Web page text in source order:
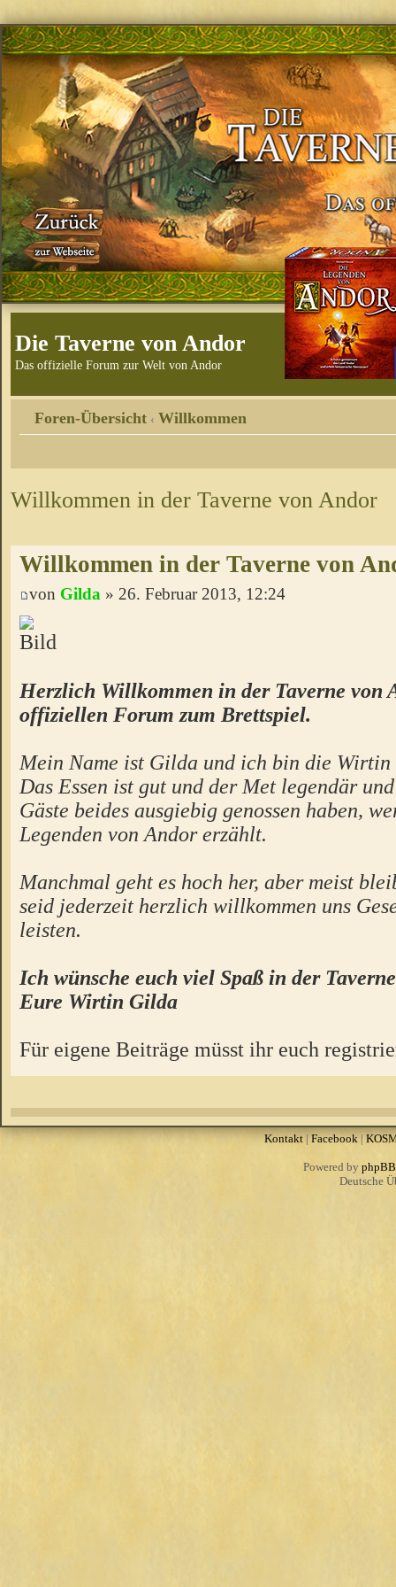
Die Taverne von Andor
Das offizielle Forum zur Welt von Andor
Foren-Übersicht ‹ Willkommen
Willkommen in der Taverne von Andor
Willkommen in der Taverne von
von Gilda » 26. Februar 2013, 12:24
Herzlich Willkommen in der Taverne von
offiziellen Forum zum Brettspiel.
Mein Name ist Gilda und ich bin die Wirtin
Das Essen ist gut und der Met legendär
Gäste beides ausgiebig genossen haben,
Legenden von Andor erzählt.
Manchmal geht es hoch her, aber meist
seid jederzeit herzlich willkommen uns
leisten.
Ich wünsche euch viel Spaß in der
Eure Wirtin Gilda
Für eigene Beiträge müsst ihr euch
Kontakt|Facebook |
Powered by phpBB
Deutsche